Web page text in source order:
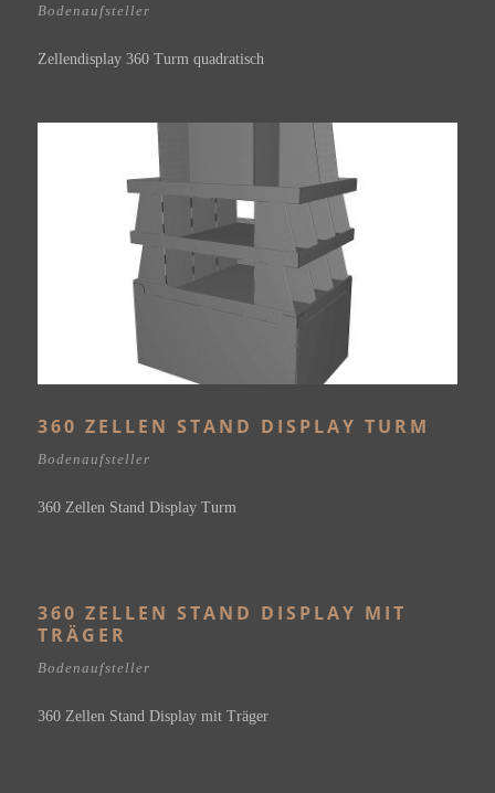
Bodenaufsteller
Zellendisplay 360 Turm quadratisch
360 ZELLEN STAND DISPLAY TURM
Bodenaufsteller
360 Zellen Stand Display Turm
360 ZELLEN STAND DISPLAY MIT
TRÄGER
Bodenaufsteller
360 Zellen Stand Display mit Träger